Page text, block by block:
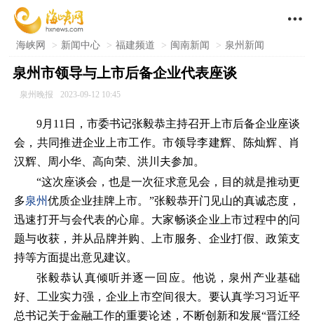

海峡网 > 新闻中心 > 福建频道 > 闽南新闻 > 泉州新闻
泉州市领导与上市后备企业代表座谈
泉州晚报 2023-09-12 10:45
9月11日，市委书记张毅恭主持召开上市后备企业座谈
会，共同推进企业上市工作。市领导李建辉、陈灿辉、肖
汉辉、周小华、高向荣、洪川夫参加。
“这次座谈会，也是一次征求意见会，目的就是推动更
多泉州优质企业挂牌上市。”张毅恭开门见山的真诚态度，
迅速打开与会代表的心扉。大家畅谈企业上市过程中的问
题与收获，并从品牌并购、上市服务、企业打假、政策支
持等方面提出意见建议。
张毅恭认真倾听并逐一回应。他说，泉州产业基础
好、工业实力强，企业上市空间很大。要认真学习习近平
总书记关于金融工作的重要论述，不断创新和发展“晋江经